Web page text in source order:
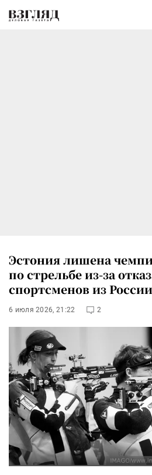
Эстония лишена
по стрельбе из-за
спортсменов из России
6 июля 2026, 21:22 2